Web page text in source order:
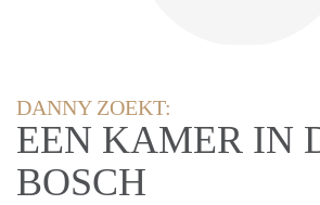
DANNY ZOEKT:
EEN KAMER IN
BOSCH